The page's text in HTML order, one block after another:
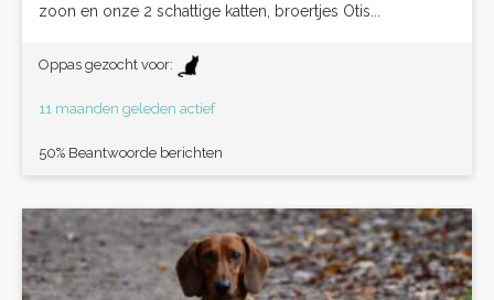
zoon en onze 2 schattige katten, broertjes Otis...
Oppas gezocht voor:
11 maanden geleden actief
50% Beantwoorde berichten